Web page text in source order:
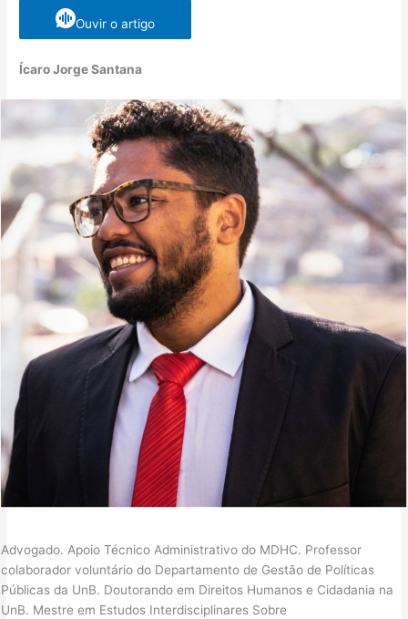
Ouvir o artigo
Ícaro Jorge Santana
Advogado. Apoio Técnico Administrativo do MDHC. Professor
colaborador voluntário do Departamento de Gestão de Políticas
Públicas da UnB. Doutorando em Direitos Humanos e Cidadania na
UnB. Mestre em Estudos Interdisciplinares Sobre